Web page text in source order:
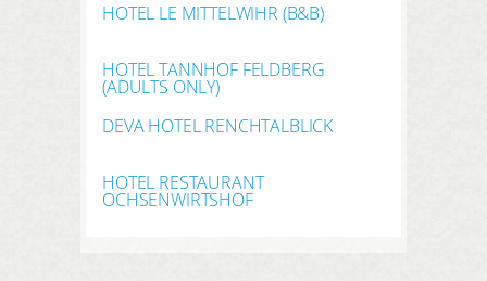
HOTEL LE MITTELWIHR (B&B)
HOTEL TANNHOF FELDBERG
(ADULTS ONLY)
DEVA HOTEL RENCHTALBLICK
HOTEL RESTAURANT
OCHSENWIRTSHOF